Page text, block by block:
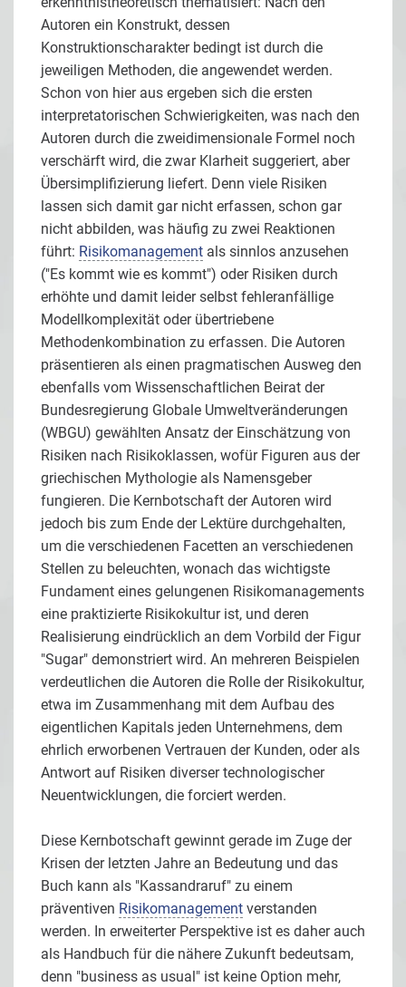
Autoren ein Konstrukt, dessen
Konstruktionscharakter bedingt ist durch die
jeweiligen Methoden, die angewendet werden.
Schon von hier aus ergeben sich die ersten
interpretatorischen Schwierigkeiten, was nach den
Autoren durch die zweidimensionale Formel noch
verschärft wird, die zwar Klarheit suggeriert, aber
Übersimplifizierung liefert. Denn viele Risiken
lassen sich damit gar nicht erfassen, schon gar
nicht abbilden, was häufig zu zwei Reaktionen
führt: Risikomanagement als sinnlos anzusehen
("Es kommt wie es kommt") oder Risiken durch
erhöhte und damit leider selbst fehleranfällige
Modellkomplexität oder übertriebene
Methodenkombination zu erfassen. Die Autoren
präsentieren als einen pragmatischen Ausweg den
ebenfalls vom Wissenschaftlichen Beirat der
Bundesregierung Globale Umweltveränderungen
(WBGU) gewählten Ansatz der Einschätzung von
Risiken nach Risikoklassen, wofür Figuren aus der
griechischen Mythologie als Namensgeber
fungieren. Die Kernbotschaft der Autoren wird
jedoch bis zum Ende der Lektüre durchgehalten,
um die verschiedenen Facetten an verschiedenen
Stellen zu beleuchten, wonach das wichtigste
Fundament eines gelungenen Risikomanagements
eine praktizierte Risikokultur ist, und deren
Realisierung eindrücklich an dem Vorbild der Figur
"Sugar" demonstriert wird. An mehreren Beispielen
verdeutlichen die Autoren die Rolle der Risikokultur,
etwa im Zusammenhang mit dem Aufbau des
eigentlichen Kapitals jeden Unternehmens, dem
ehrlich erworbenen Vertrauen der Kunden, oder als
Antwort auf Risiken diverser technologischer
Neuentwicklungen, die forciert werden.
Diese Kernbotschaft gewinnt gerade im Zuge der
Krisen der letzten Jahre an Bedeutung und das
Buch kann als "Kassandraruf" zu einem
präventiven Risikomanagement verstanden
werden. In erweiterter Perspektive ist es daher auch
als Handbuch für die nähere Zukunft bedeutsam,
denn "business as usual" ist keine Option mehr,